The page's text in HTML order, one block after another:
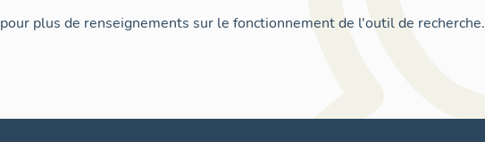
pour plus de renseignements sur le fonctionnement de l'outil de recherche.